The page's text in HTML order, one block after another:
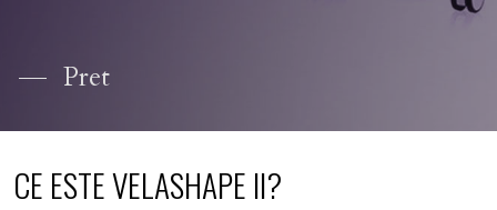
Pret
CE ESTE VELASHAPE II?